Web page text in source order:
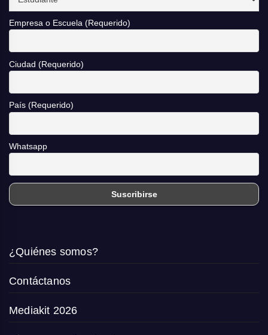
Empresa o Escuela (Requerido)
Ciudad (Requerido)
País (Requerido)
Whatsapp
¿Quiénes somos?
Contáctanos
Mediakit 2026